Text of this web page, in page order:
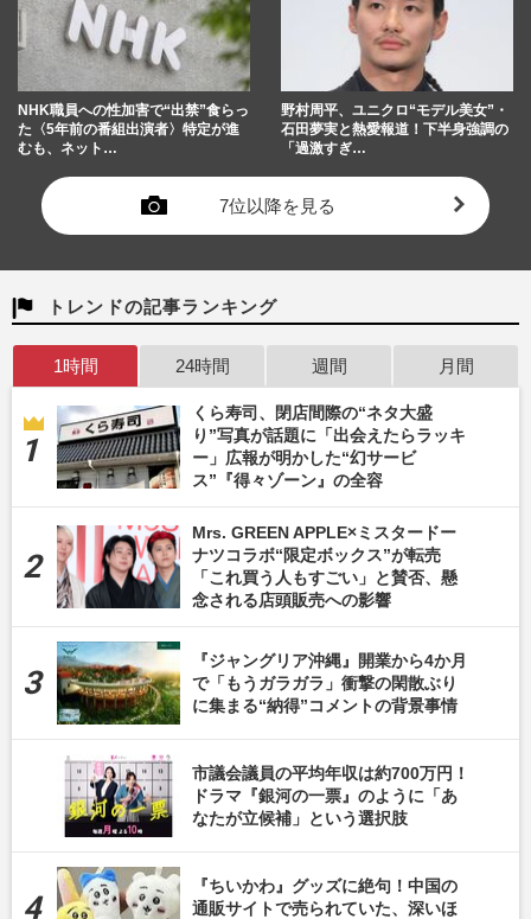
NHK職員への性加害で“出禁”食らっ
た〈5年前の番組出演者〉特定が進
むも、ネット…
野村周平、ユニクロ“モデル美女”・
石田夢実と熱愛報道！下半身強調の
「過激すぎ…
7位以降を見る
トレンドの記事ランキング
1時間 24時間 週間 月間
くら寿司、閉店間際の“ネタ大盛
り”写真が話題に「出会えたらラッキ
ー」広報が明かした“幻サービ
ス”『得々ゾーン』の全容
Mrs. GREEN APPLE×ミスタードー
ナツコラボ“限定ボックス”が転売
「これ買う人もすごい」と賛否、懸
念される店頭販売への影響
『ジャングリア沖縄』開業から4か月
で「もうガラガラ」衝撃の閑散ぶり
に集まる“納得”コメントの背景事情
市議会議員の平均年収は約700万円！
ドラマ『銀河の一票』のように「あ
なたが立候補」という選択肢
『ちいかわ』グッズに絶句！中国の
通販サイトで売られていた、深いほ